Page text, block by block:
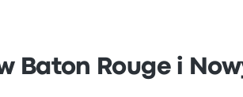
Baton Rouge i